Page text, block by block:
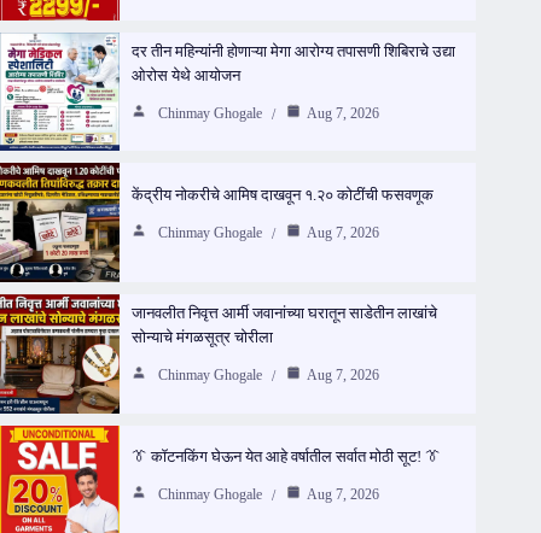
दर तीन महिन्यांनी होणाऱ्या मेगा आरोग्य तपासणी शिबिराचे उद्या
ओरोस येथे आयोजन
Chinmay Ghogale Aug 7, 2026
केंद्रीय नोकरीचे आमिष दाखवून १.२० कोटींची फसवणूक
Chinmay Ghogale Aug 7, 2026
जानवलीत निवृत्त आर्मी जवानांच्या घरातून साडेतीन लाखांचे
सोन्याचे मंगळसूत्र चोरीला
Chinmay Ghogale Aug 7, 2026
👔 कॉटनकिंग घेऊन येत आहे वर्षातील सर्वात मोठी सूट! 👔
Chinmay Ghogale Aug 7, 2026